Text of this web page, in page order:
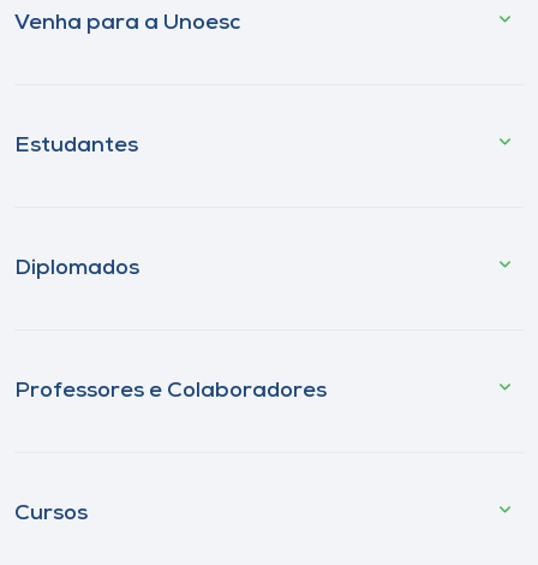
Venha para a Unoesc
Estudantes
Diplomados
Professores e Colaboradores
Cursos